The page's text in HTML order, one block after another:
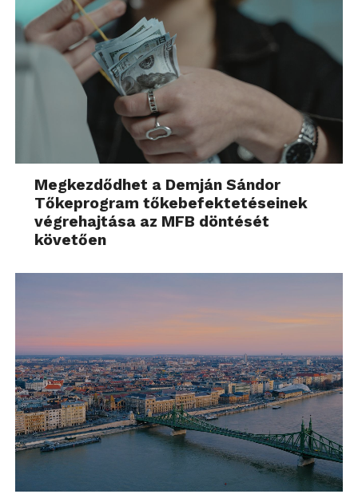
Megkezdődhet a Demján Sándor
Tőkeprogram tőkebefektetéseinek
végrehajtása az MFB döntését
követően